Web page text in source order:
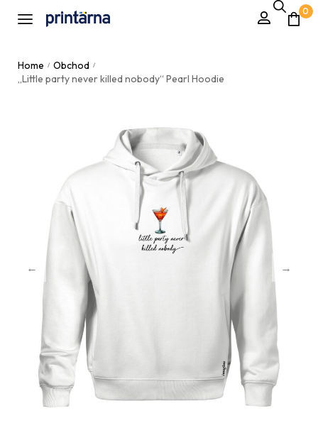
0
Home / Obchod /
„Little party never killed nobody“ Pearl Hoodie